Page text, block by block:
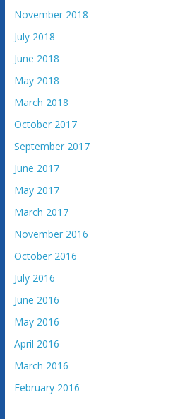
November 2018
July 2018
June 2018
May 2018
March 2018
October 2017
September 2017
June 2017
May 2017
March 2017
November 2016
October 2016
July 2016
June 2016
May 2016
April 2016
March 2016
February 2016